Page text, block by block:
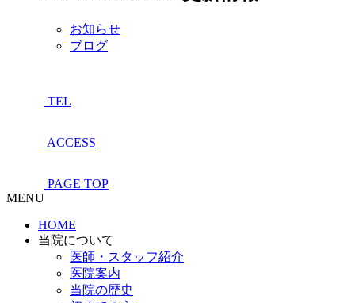
お知らせ
ブログ
TEL
ACCESS
PAGE TOP
MENU
HOME
当院について
医師・スタッフ紹介
医院案内
当院の歴史